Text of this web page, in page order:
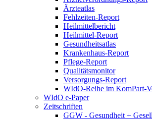
Ärzteatlas
Fehlzeiten-Report
Heilmittelbericht
Heilmittel-Report
Gesundheitsatlas
Krankenhaus-Report
Pflege-Report
Qualitätsmonitor
Versorgungs-Report
WIdO-Reihe im KomPart-
WIdO e-Paper
Zeitschriften
GGW - Gesundheit +